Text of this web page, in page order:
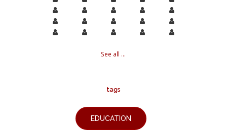
See all ...
tags
EDUCATION